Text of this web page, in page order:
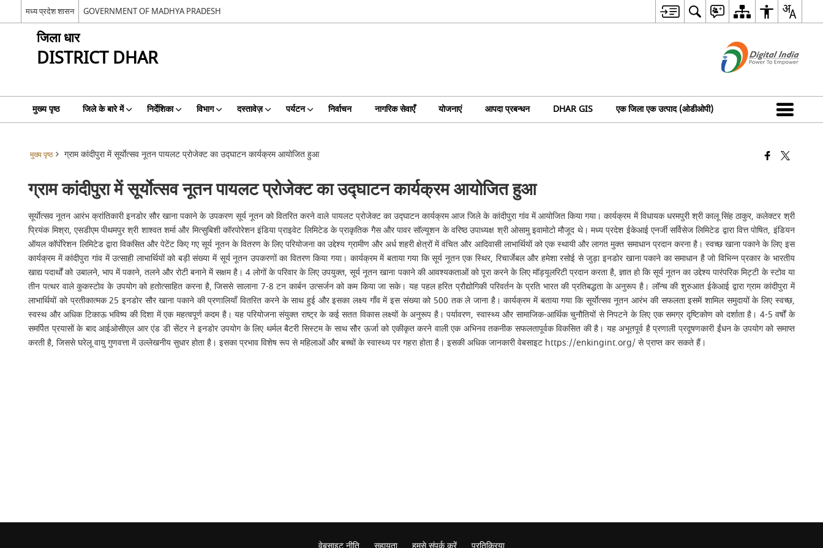
मध्य प्रदेश शासन GOVERNMENT OF MADHYA PRADESH
जिला धार
DISTRICT DHAR
मुख्य पृष्ठ जिले के बारे में निर्देशिका विभाग दस्तावेज़ पर्यटन निर्वाचन नागरिक सेवाएँ योजनाएं आपदा प्रबन्धन DHAR GIS एक जिला एक उत्पाद (ओडीओपी)
मुख्य पृष्ठ ग्राम कांदीपुरा में सूर्याेत्सव नूतन पायलट प्रोजेक्ट का उद्घाटन कार्यक्रम आयोजित हुआ
ग्राम कांदीपुरा में सूर्याेत्सव नूतन पायलट प्रोजेक्ट का उद्घाटन कार्यक्रम आयोजित हुआ
सूर्याेत्सव नूतन आरंभ क्रांतिकारी इनडोर सौर खाना पकाने के उपकरण सूर्य नूतन को वितरित करने वाले पायलट प्रोजेक्ट का उद्घाटन कार्यक्रम आज जिले के कांदीपुरा गांव में आयोजित किया गया। कार्यक्रम में विधायक धरमपुरी श्री कालू सिंह ठाकुर, कलेक्टर श्री
प्रियंक मिश्रा, एसडीएम पीथमपुर श्री शाश्वत शर्मा और मित्सुबिशी कॉरपोरेशन इंडिया प्राइवेट लिमिटेड के प्राकृतिक गैस और पावर सॉल्यूशन के वरिष्ठ उपाध्यक्ष श्री ओसामु इवामोटो मौजूद थे। मध्य प्रदेश ईकेआई एनर्जी सर्विसेज लिमिटेड द्वारा वित्त पोषित, इंडियन
ऑयल कॉर्पाेरेशन लिमिटेड द्वारा विकसित और पेटेंट किए गए सूर्य नूतन के वितरण के लिए परियोजना का उद्देश्य ग्रामीण और अर्ध शहरी क्षेत्रों में वंचित और आदिवासी लाभार्थियों को एक स्थायी और लागत मुक्त समाधान प्रदान करना है। स्वच्छ खाना पकाने के लिए इस
कार्यक्रम में कांदीपुरा गांव में उत्साही लाभार्थियों को बड़ी संख्या में सूर्य नूतन उपकरणों का वितरण किया गया। कार्यक्रम में बताया गया कि सूर्य नूतन एक स्थिर, रिचार्जेबल और हमेशा रसोई से जुड़ा इनडोर खाना पकाने का समाधान है जो विभिन्न प्रकार के भारतीय
खाद्य पदार्थों को उबालने, भाप में पकाने, तलने और रोटी बनाने में सक्षम है। 4 लोगों के परिवार के लिए उपयुक्त, सूर्य नूतन खाना पकाने की आवश्यकताओं को पूरा करने के लिए मॉड्यूलरिटी प्रदान करता है, ज्ञात हो कि सूर्य नूतन का उद्देश्य पारंपरिक मिट्टी के स्टोव या
तीन पत्थर वाले कुकस्टोव के उपयोग को हतोत्साहित करना है, जिससे सालाना 7-8 टन कार्बन उत्सर्जन को कम किया जा सके। यह पहल हरित प्रौद्योगिकी परिवर्तन के प्रति भारत की प्रतिबद्धता के अनुरूप है। लॉन्च की शुरुआत ईकेआई द्वारा ग्राम कांदीपुरा में
लाभार्थियों को प्रतीकात्मक 25 इनडोर सौर खाना पकाने की प्रणालियाँ वितरित करने के साथ हुई और इसका लक्ष्य गाँव में इस संख्या को 500 तक ले जाना है। कार्यक्रम में बताया गया कि सूर्याेत्सव नूतन आरंभ की सफलता इसमें शामिल समुदायों के लिए स्वच्छ,
स्वस्थ और अधिक टिकाऊ भविष्य की दिशा में एक महत्वपूर्ण कदम है। यह परियोजना संयुक्त राष्ट्र के कई सतत विकास लक्ष्यों के अनुरूप है। पर्यावरण, स्वास्थ्य और सामाजिक-आर्थिक चुनौतियों से निपटने के लिए एक समग्र दृष्टिकोण को दर्शाता है। 4-5 वर्षों के
समर्पित प्रयासों के बाद आईओसीएल आर एंड डी सेंटर ने इनडोर उपयोग के लिए थर्मल बैटरी सिस्टम के साथ सौर ऊर्जा को एकीकृत करने वाली एक अभिनव तकनीक सफलतापूर्वक विकसित की है। यह अभूतपूर्व है प्रणाली प्रदूषणकारी ईंधन के उपयोग को समाप्त
करती है, जिससे घरेलू वायु गुणवत्ता में उल्लेखनीय सुधार होता है। इसका प्रभाव विशेष रूप से महिलाओं और बच्चों के स्वास्थ्य पर गहरा होता है। इसकी अधिक जानकारी वेबसाइट https://enkingint.org/ से प्राप्त कर सकते हैं।